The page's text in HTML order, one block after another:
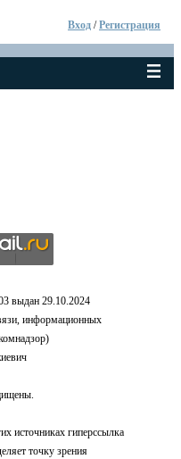
Вход /Регистрация
выдан 29.10.2024
информационных
источниках гиперссылка
точку зрения